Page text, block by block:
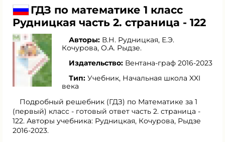
ГДЗ по математике 1 класс
Рудницкая часть 2. страница - 122
Авторы: В.Н. Рудницкая, Е.Э.
Кочурова, О.А. Рыдзе.
Издательство: Вентана-граф 2016-2023
Тип: Учебник, Начальная школа XXI
века
Подробный решебник (ГДЗ) по Математике за 1
(первый) класс - готовый ответ часть 2. страница -
122. Авторы учебника: Рудницкая, Кочурова, Рыдзе
2016-2023.